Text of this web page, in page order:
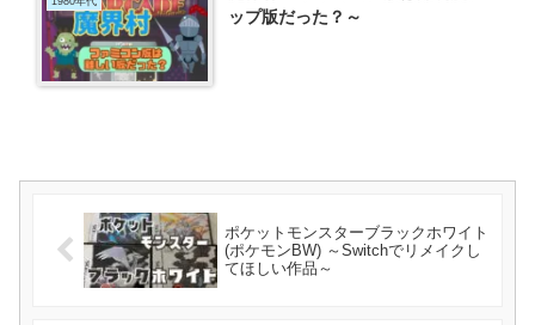
ップ版だった？～
ポケットモンスターブラックホワイト
(ポケモンBW) ～Switchでリメイクし
てほしい作品～